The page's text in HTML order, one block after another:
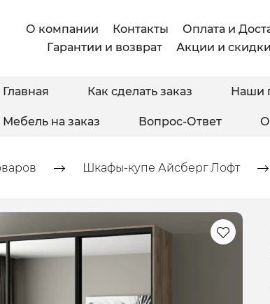
О компании Контакты
Оплата и
Гарантии и возврат
Акции и скидки
Главная Как сделать заказ Наши
Мебель на заказ Вопрос-Ответ
Шкафы-купе Айсберг Лофт